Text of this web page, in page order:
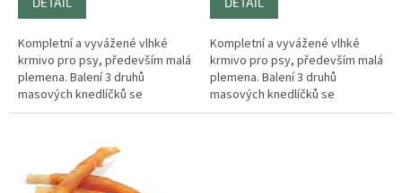
Kompletní a vyvážené vlhké
krmivo pro psy, především malá
plemena. Balení 3 druhů
masových knedlíčků se
zeleninou v želé. Neobsahuje
Kompletní a vyvážené vlhké
krmivo pro psy, především malá
plemena. Balení 3 druhů
masových knedlíčků se
zeleninou ve šťávě. Neobsahuje